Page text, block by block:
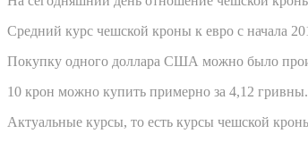
Средний курс чешской кроны к евро с начала
Покупку одного доллара США можно было
10 крон можно купить примерно за 4,12
Актуальные курсы, то есть курсы чешской